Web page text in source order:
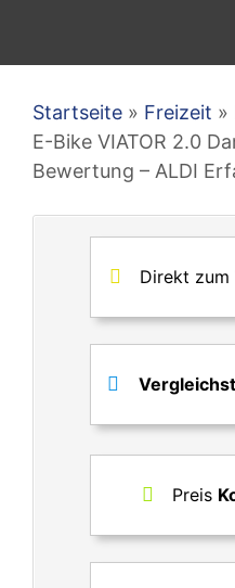
springen
Startseite » Freizeit »
E-Bike VIATOR 2.0
Bewertung – ALDI
Direkt zum
Preis